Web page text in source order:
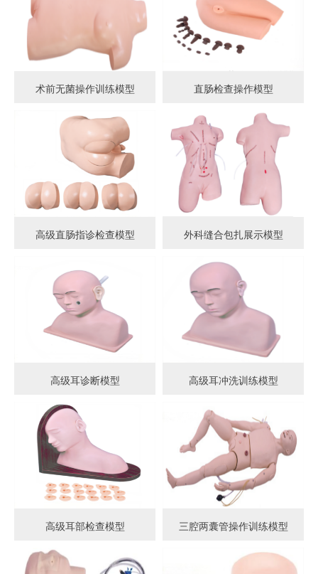
术前无菌操作训练模型 直肠检查操作模型
高级直肠指诊检查模型 外科缝合包扎展示模型
高级耳诊断模型 高级耳冲洗训练模型
高级耳部检查模型 三腔两囊管操作训练模型